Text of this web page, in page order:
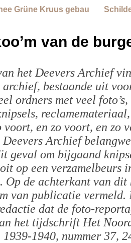
Grüne Kruus gebau
van de
het Deevers Archief
bestaande uit
ordners met veel
voort, en zo voort, en zo
Deevers Archief
geval om bijgaand
op een verzamelbeurs
Op de achterkant van
van publicatie vermeld.
dat de foto-
het tijdschrift Het
1940, nummer 37,